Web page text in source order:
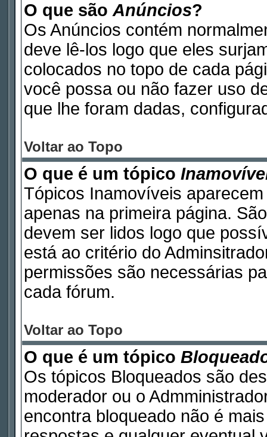
O que são Anúncios?
Os Anúncios contém
deve lê-los logo que eles
colocados no topo de cada
você possa ou não fazer uso
que lhe foram dadas,
Voltar ao Topo
O que é um tópico
Tópicos Inamovíveis
apenas na primeira página.
devem ser lidos logo que
está ao critério do
permissões são necessárias
cada fórum.
Voltar ao Topo
O que é um tópico
Os tópicos Bloqueados são
moderador ou o
encontra bloqueado não é